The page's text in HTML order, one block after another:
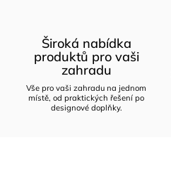
Široká nabídka
produktů pro vaši
zahradu
Vše pro vaši zahradu na jednom
místě, od praktických řešení po
designové doplňky.